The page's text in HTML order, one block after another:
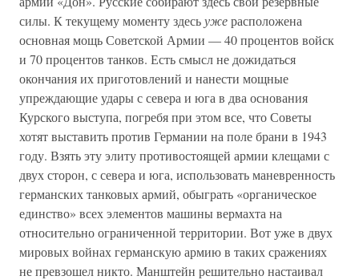
силы. К текущему моменту здесьужерасположена
основная мощь Советской Армии — 40 процентов войск
и 70 процентов танков. Есть смысл не дожидаться
окончания их приготовлений и нанести мощные
упреждающие удары с севера и юга в два основания
Курского выступа, погребя при этом все, что Советы
хотят выставить против Германии на поле брани в 1943
году. Взять эту элиту противостоящей армии клещами с
двух сторон, с севера и юга, использовать маневренность
германских танковых армий, обыграть «органическое
единство» всех элементов машины вермахта на
относительно ограниченной территории. Вот уже в двух
мировых войнах германскую армию в таких сражениях
не превзошел никто. Манштейн решительно настаивал